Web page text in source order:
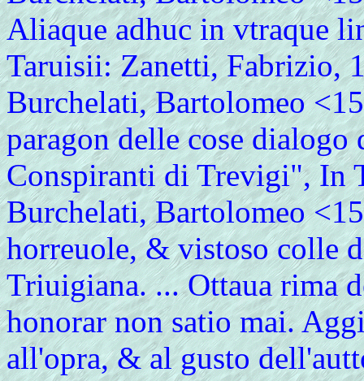
Aliaque adhuc in vtraque
Taruisii: Zanetti, Fabrizio,
Burchelati, Bartolomeo
paragon delle cose dialogo
Conspiranti di Trevigi", In
Burchelati, Bartolomeo
horreuole, & vistoso colle
Triuigiana. ... Ottaua rima
honorar non satio mai.
all'opra, & al gusto